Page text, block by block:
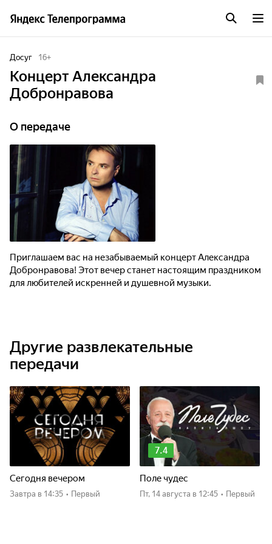
Досуг 16+
Концерт Александра
Добронравова
О передаче
Приглашаем вас на незабываемый концерт Александра
Добронравова! Этот вечер станет настоящим праздником
для любителей искренней и душевной музыки.
Другие развлекательные
передачи
Сегодня вечером
Завтра в 14:35 • Первый
7.4
Поле чудес
пт, 14 августа в 12:45 • Первый